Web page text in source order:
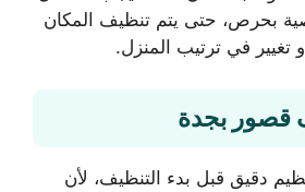
بحرص، حتى يتم تنظيف المكان
تغيير في ترتيب المنزل.
قصور بجدة
دقيق قبل بدء التنظيف، لأن